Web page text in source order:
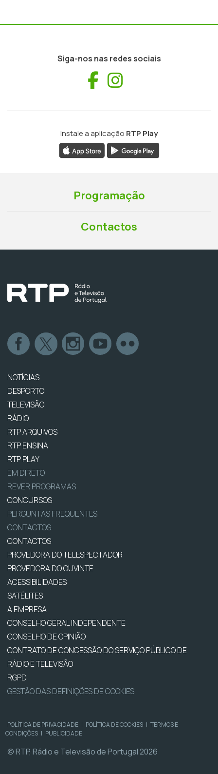
Siga-nos nas redes sociais
Facebook
Instale a aplicação RTP Play
Programação
Contactos
NOTÍCIAS
DESPORTO
TELEVISÃO
RÁDIO
RTP ARQUIVOS
RTP ENSINA
RTP PLAY
EM DIRETO
REVER PROGRAMAS
CONCURSOS
PERGUNTAS FREQUENTES
CONTACTOS
CONTACTOS
PROVEDORA DO TELESPECTADOR
PROVEDORA DO OUVINTE
ACESSIBILIDADES
SATÉLITES
A EMPRESA
CONSELHO GERAL INDEPENDENTE
CONSELHO DE OPINIÃO
CONTRATO DE CONCESSÃO DO SERVIÇO PÚBLICO DE
RÁDIO E TELEVISÃO
RGPD
GESTÃO DAS DEFINIÇÕES DE COOKIES
POLÍTICA DE PRIVACIDADE | POLÍTICA DE COOKIES | TERMOS E
CONDIÇÕES | PUBLICIDADE
© RTP, Rádio e Televisão de Portugal 2026